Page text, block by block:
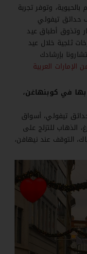
وتوفر تجربة
حدائق تيفولي
وتذوق أطباق عيد
ثلجية خلال عيد
بإرشادك
العربية
في كوبنهاغن،
تيفولي، أسواق
الذهاب للتزلج على
التوقف عند نيهافن،